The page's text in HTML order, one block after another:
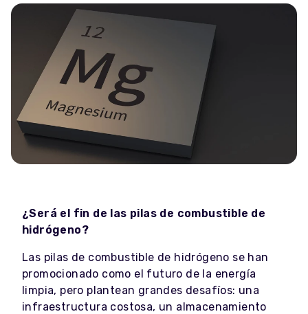
¿Será el fin de las pilas de combustible de
hidrógeno?
Las pilas de combustible de hidrógeno se han
promocionado como el futuro de la energía
limpia, pero plantean grandes desafíos: una
infraestructura costosa, un almacenamiento